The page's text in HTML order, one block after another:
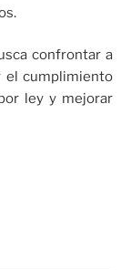
confrontar a
el cumplimiento
ley y mejorar